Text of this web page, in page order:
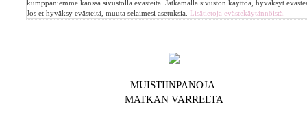
kumppaniemme kanssa sivustolla evästeitä. Jatkamalla sivuston käyttöä, hyväksyt
Jos et hyväksy evästeitä, muuta selaimesi asetuksia. Lisätietoja evästekäytännöistä.
MUISTIINPANOJA
MATKAN VARRELTA